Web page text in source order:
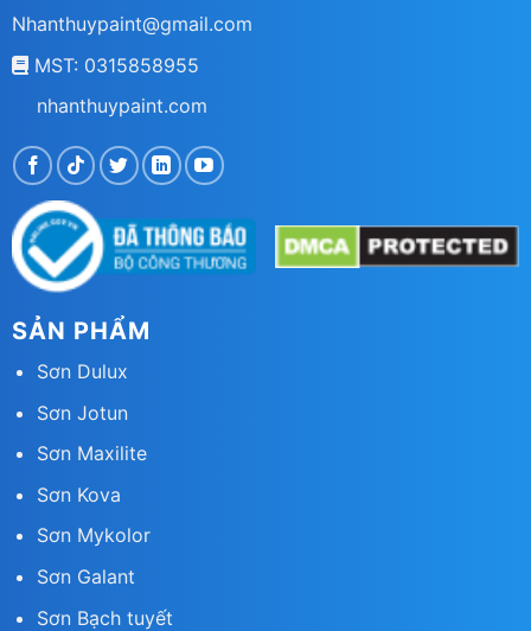
Nhanthuypaint@gmail.com
MST: 0315858955
nhanthuypaint.com
SẢN PHẨM
Sơn Dulux
Sơn Jotun
Sơn Maxilite
Sơn Kova
Sơn Mykolor
Sơn Galant
Sơn Bạch tuyết